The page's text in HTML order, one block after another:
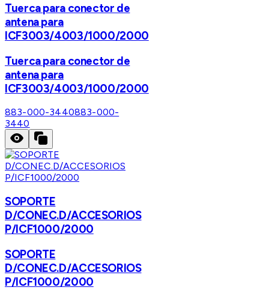
Tuerca para conector de
antena para
ICF3003/4003/1000/2000
Tuerca para conector de
antena para
ICF3003/4003/1000/2000
883-000-3440883-000-
3440
SOPORTE
D/CONEC.D/ACCESORIOS
P/ICF1000/2000
SOPORTE
D/CONEC.D/ACCESORIOS
P/ICF1000/2000